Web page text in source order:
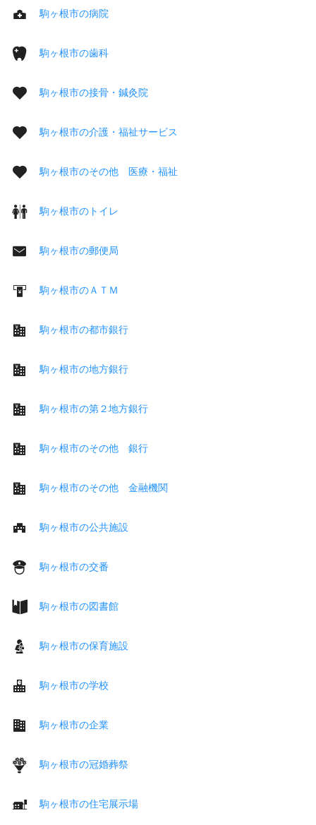
駒ヶ根市の病院
駒ヶ根市の歯科
駒ヶ根市の接骨・鍼灸院
駒ヶ根市の介護・福祉サービス
駒ヶ根市のその他 医療・福祉
駒ヶ根市のトイレ
駒ヶ根市の郵便局
駒ヶ根市のＡＴＭ
駒ヶ根市の都市銀行
駒ヶ根市の地方銀行
駒ヶ根市の第２地方銀行
駒ヶ根市のその他 銀行
駒ヶ根市のその他 金融機関
駒ヶ根市の公共施設
駒ヶ根市の交番
駒ヶ根市の図書館
駒ヶ根市の保育施設
駒ヶ根市の学校
駒ヶ根市の企業
駒ヶ根市の冠婚葬祭
駒ヶ根市の住宅展示場